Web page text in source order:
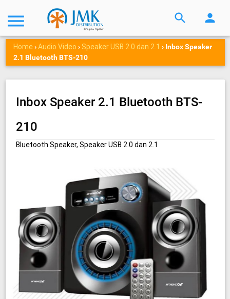
menu search person
Home›Audio Video ›Speaker USB 2.0 dan 2.1 › Inbox Speaker
2.1 Bluetooth BTS-210
Inbox Speaker 2.1 Bluetooth BTS-
210
Bluetooth Speaker, Speaker USB 2.0 dan 2.1